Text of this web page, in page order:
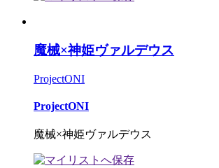
魔械×神姫ヴァルデウス
ProjectONI
ProjectONI
魔械×神姫ヴァルデウス